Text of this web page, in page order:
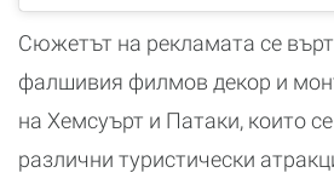
Сюжетът на рекламата се
фалшивия филмов декор и
на Хемсуърт и Патаки, които
различни туристически